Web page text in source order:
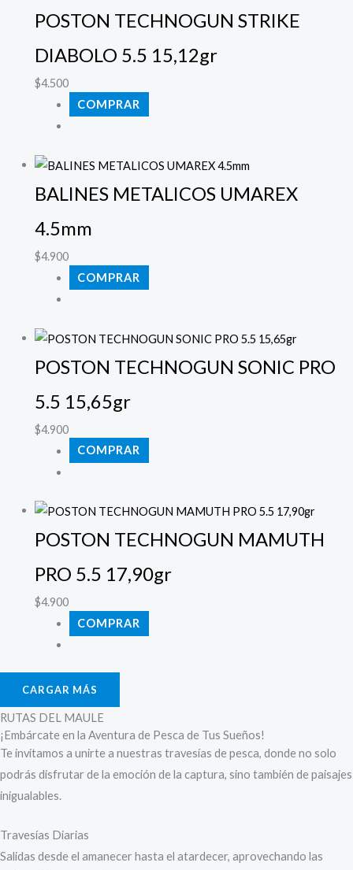
POSTON TECHNOGUN STRIKE
DIABOLO 5.5 15,12gr
$4.500
COMPRAR
BALINES METALICOS UMAREX
4.5mm
$4.900
COMPRAR
POSTON TECHNOGUN SONIC PRO
5.5 15,65gr
$4.900
COMPRAR
POSTON TECHNOGUN MAMUTH
PRO 5.5 17,90gr
$4.900
COMPRAR
CARGAR MÁS
RUTAS DEL MAULE
¡Embárcate en la Aventura de Pesca de Tus Sueños!
Te invitamos a unirte a nuestras travesías de pesca, donde no solo
podrás disfrutar de la emoción de la captura, sino también de paisajes
inigualables.
Travesías Diarias
Salidas desde el amanecer hasta el atardecer, aprovechando las